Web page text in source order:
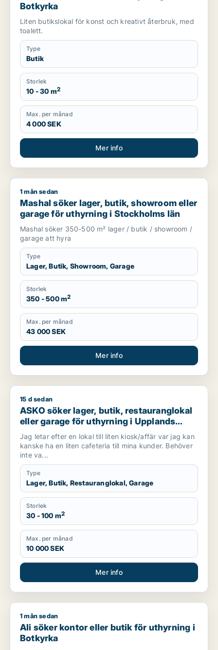
Botkyrka
Liten butikslokal för konst och kreativt återbruk, med
toalett.
Type
Butik
Storlek
10 - 30 m2
Max. per månad
4 000 SEK
Mer info
Mashal söker lager, butik, showroom eller garage för
1 mån sedan
Mashal söker lager, butik, showroom eller
garage för uthyrning i Stockholms län
Mashal söker 350-500 m² lager / butik / showroom /
garage att hyra
Type
Lager, Butik, Showroom, Garage
Storlek
350 - 500 m2
Max. per månad
43 000 SEK
Mer info
ASKO söker lager, butik, restauranglokal eller garage för
15 d sedan
ASKO söker lager, butik, restauranglokal
eller garage för uthyrning i Upplands
Väsby, Vallentuna eller Järfälla m.fl.
Jag letar efter en lokal till liten kiosk/affär var jag kan
kanske ha en liten cafeteria till mina kunder. Behöver
inte va...
Type
Lager, Butik, Restauranglokal, Garage
Storlek
30 - 100 m2
Max. per månad
10 000 SEK
Mer info
Ali söker kontor eller butik för uthyrning i Botkyrka
1 mån sedan
Ali söker kontor eller butik för uthyrning i
Botkyrka